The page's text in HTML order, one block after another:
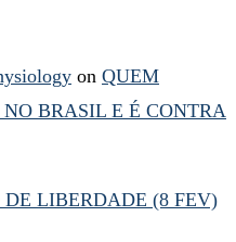
on QUEM
BRASIL E É CONTRA
DE LIBERDADE (8 FEV)